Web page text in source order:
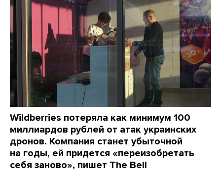
Wildberries потеряла как минимум 100
миллиардов рублей от атак украинских
дронов. Компания станет убыточной
на годы, ей придется «переизобретать
себя заново», пишет The Bell